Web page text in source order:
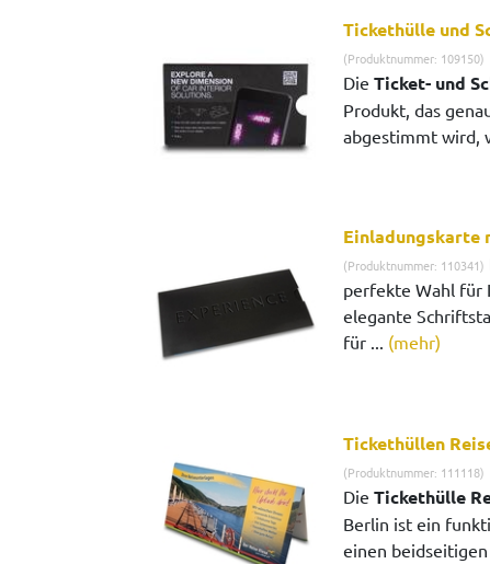
Tickethülle und
(Produktnummer: 109150)
Die Ticket- und
Produkt, das
abgestimmt wird,
Einladungskarte
(Produktnummer: 110341)
perfekte Wahl für
elegante
für ... (mehr)
Tickethüllen
(Produktnummer: 111118)
Die Tickethülle
Berlin ist ein
einen beidseitigen